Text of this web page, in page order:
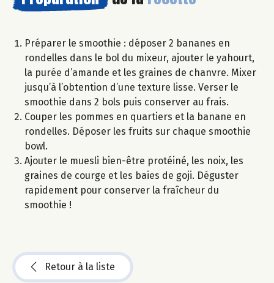
Préparer le smoothie : déposer 2 bananes en
rondelles dans le bol du mixeur, ajouter le yahourt,
la purée d’amande et les graines de chanvre. Mixer
jusqu’à l’obtention d’une texture lisse. Verser le
smoothie dans 2 bols puis conserver au frais.
Couper les pommes en quartiers et la banane en
rondelles. Déposer les fruits sur chaque smoothie
bowl.
Ajouter le muesli bien-être protéiné, les noix, les
graines de courge et les baies de goji. Déguster
rapidement pour conserver la fraîcheur du
smoothie !
Retour à la liste